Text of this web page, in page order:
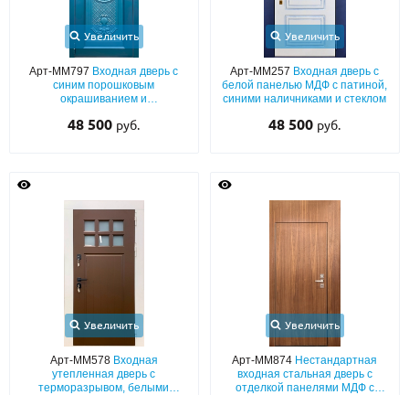
Увеличить
Арт-ММ797 Входная дверь с
синим порошковым
окрашиванием и
металле
48 500 руб.
Увеличить
Арт-ММ257 Входная дверь с
белой панелью МДФ с патиной,
синими наличниками и стеклом
48 500 руб.
Увеличить
Арт-ММ578 Входная
утепленная дверь с
терморазрывом, белыми
Увеличить
Арт-ММ874 Нестандартная
входная стальная дверь с
отделкой панелями МДФ с